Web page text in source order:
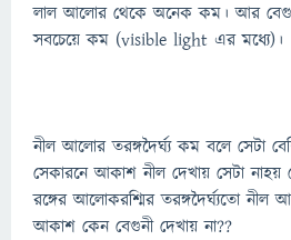
লাল আলোর থেকে অনেক কম। আর
সবচেয়ে কম (visible light এর মধ্যে)।
নীল আলোর তরঙ্গদৈর্ঘ্য কম বলে সেটা
সেকারনে আকাশ নীল দেখায় সেটা নাহয়
রঙ্গের আলোকরশ্মির তরঙ্গদৈর্ঘ্যতো
আকাশ কেন বেগুনী দেখায় না??